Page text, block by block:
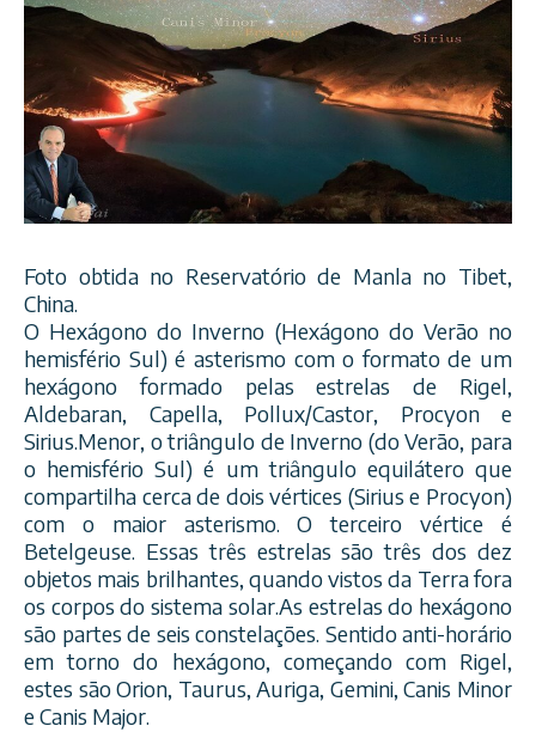
Foto obtida no Reservatório de Manla no Tibet,
China.
O Hexágono do Inverno (Hexágono do Verão no
hemisfério Sul) é asterismo com o formato de um
hexágono formado pelas estrelas de Rigel,
Aldebaran, Capella, Pollux/Castor, Procyon e
Sirius.Menor, o triângulo de Inverno (do Verão, para
o hemisfério Sul) é um triângulo equilátero que
compartilha cerca de dois vértices (Sirius e Procyon)
com o maior asterismo. O terceiro vértice é
Betelgeuse. Essas três estrelas são três dos dez
objetos mais brilhantes, quando vistos da Terra fora
os corpos do sistema solar.As estrelas do hexágono
são partes de seis constelações. Sentido anti-horário
em torno do hexágono, começando com Rigel,
estes são Orion, Taurus, Auriga, Gemini, Canis Minor
e Canis Major.